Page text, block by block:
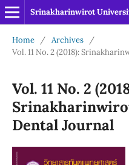
Srinakharinwirot
Home / Archives
/
Vol. 11 No. 2 (2018):
Vol. 11 No. 2
Dental Journal